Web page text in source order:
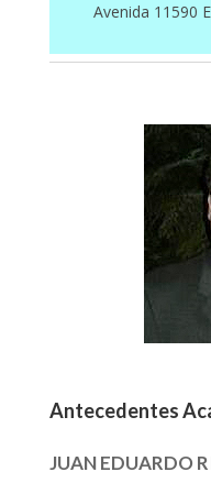
Avenida 11590
Antecedentes
JUAN EDUARDO